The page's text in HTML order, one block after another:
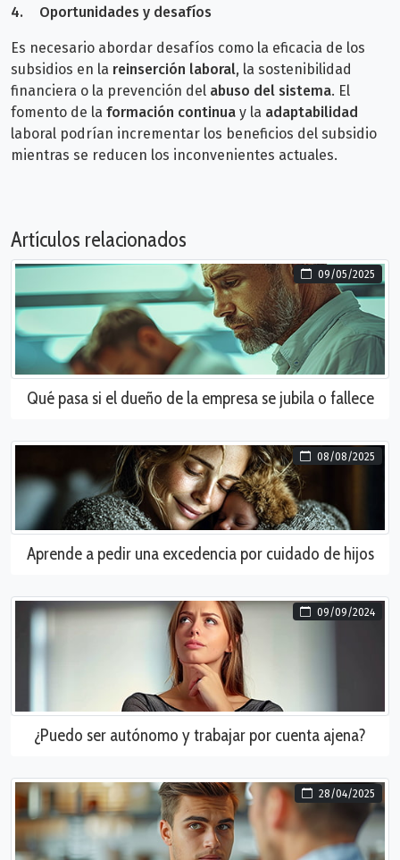
4. Oportunidades y desafíos
Es necesario abordar desafíos como la eficacia de los
subsidios en la reinserción laboral, la sostenibilidad
financiera o la prevención del abuso del sistema. El
fomento de la formación continua y la adaptabilidad
laboral podrían incrementar los beneficios del subsidio
mientras se reducen los inconvenientes actuales.
Artículos relacionados
09/05/2025
Qué pasa si el dueño de la empresa se jubila o fallece
08/08/2025
Aprende a pedir una excedencia por cuidado de hijos
09/09/2024
¿Puedo ser autónomo y trabajar por cuenta ajena?
28/04/2025